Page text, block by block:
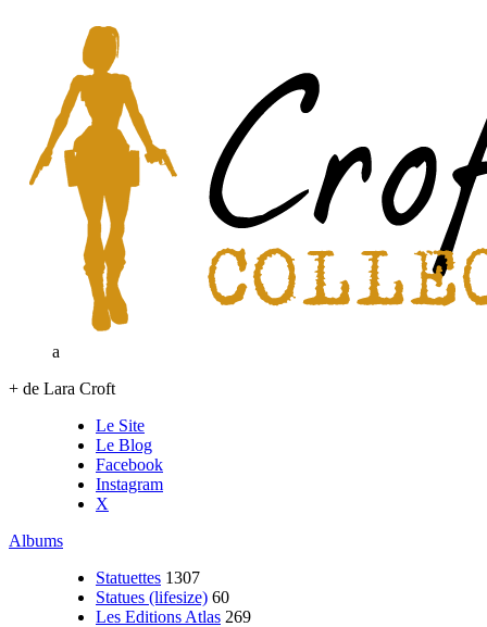
a
+ de Lara Croft
Le Site
Le Blog
Facebook
Instagram
X
Albums
Statuettes 1307
Statues (lifesize) 60
Les Editions Atlas 269